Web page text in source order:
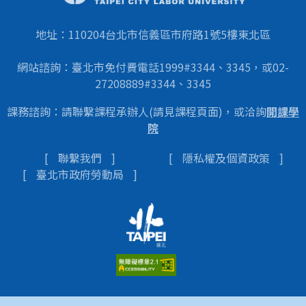
地址：110204台北市信義區市府路1號5樓東北區
網站諮詢：臺北市免付費電話1999#3344、3345，或02-
27208889#3344、3345
課務諮詢：請聯繫課程承辦人(請見課程頁面)，或洽詢開課學
院
聯繫我們
隱私權及個資政策
臺北市政府勞動局